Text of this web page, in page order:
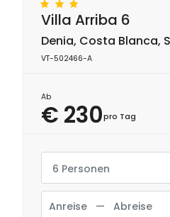
Villa Arriba 6
Denia, Costa Blanca,
VT-502466-A
Ab
€ 230pro Tag
6 Personen